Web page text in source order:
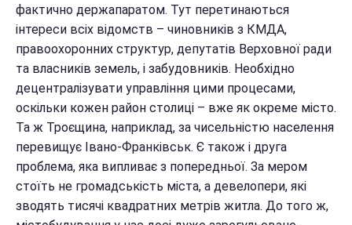
фактично держапаратом. Тут перетинаються
інтереси всіх відомств – чиновників з КМДА,
правоохоронних структур, депутатів Верховної ради
та власників земель, і забудовників. Необхідно
децентралізувати управління цими процесами,
оскільки кожен район столиці – вже як окреме місто.
Та ж Троєщина, наприклад, за чисельністю населення
перевищує Івано-Франківськ. Є також і друга
проблема, яка випливає з попередньої. За мером
стоїть не громадськість міста, а девелопери, які
зводять тисячі квадратних метрів житла. До того ж,